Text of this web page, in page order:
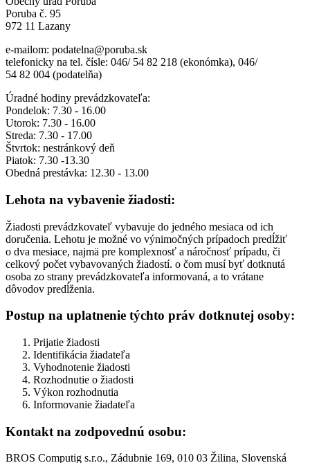
Poruba č. 95
972 11 Lazany
e-mailom: podatelna@poruba.sk
telefonicky na tel. čísle: 046/ 54 82 218 (ekonómka), 046/
54 82 004 (podatelňa)
Úradné hodiny prevádzkovateľa:
Pondelok: 7.30 - 16.00
Utorok: 7.30 - 16.00
Streda: 7.30 - 17.00
Štvrtok: nestránkový deň
Piatok: 7.30 -13.30
Obedná prestávka: 12.30 - 13.00
Lehota na vybavenie žiadosti:
Žiadosti prevádzkovateľ vybavuje do jedného mesiaca od ich
doručenia. Lehotu je možné vo výnimočných prípadoch predĺžiť
o dva mesiace, najmä pre komplexnosť a náročnosť prípadu, či
celkový počet vybavovaných žiadostí. o čom musí byť dotknutá
osoba zo strany prevádzkovateľa informovaná, a to vrátane
dôvodov predĺženia.
Postup na uplatnenie týchto práv dotknutej osoby:
Prijatie žiadosti
Identifikácia žiadateľa
Vyhodnotenie žiadosti
Rozhodnutie o žiadosti
Výkon rozhodnutia
Informovanie žiadateľa
Kontakt na zodpovednú osobu:
BROS Computig s.r.o., Zádubnie 169, 010 03 Žilina, Slovenská